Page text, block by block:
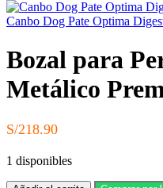
Canbo Dog Pate Optima
Bozal para
Metálico
S/218.90
1 disponibles